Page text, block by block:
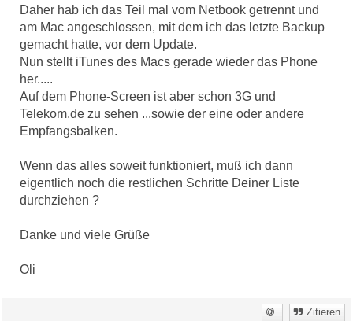
Daher hab ich das Teil mal vom Netbook getrennt und
am Mac angeschlossen, mit dem ich das letzte Backup
gemacht hatte, vor dem Update.
Nun stellt iTunes des Macs gerade wieder das Phone
her.....
Auf dem Phone-Screen ist aber schon 3G und
Telekom.de zu sehen ...sowie der eine oder andere
Empfangsbalken.
Wenn das alles soweit funktioniert, muß ich dann
eigentlich noch die restlichen Schritte Deiner Liste
durchziehen ?
Danke und viele Grüße
Oli
Zitieren